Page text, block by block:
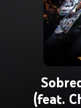
(feat.